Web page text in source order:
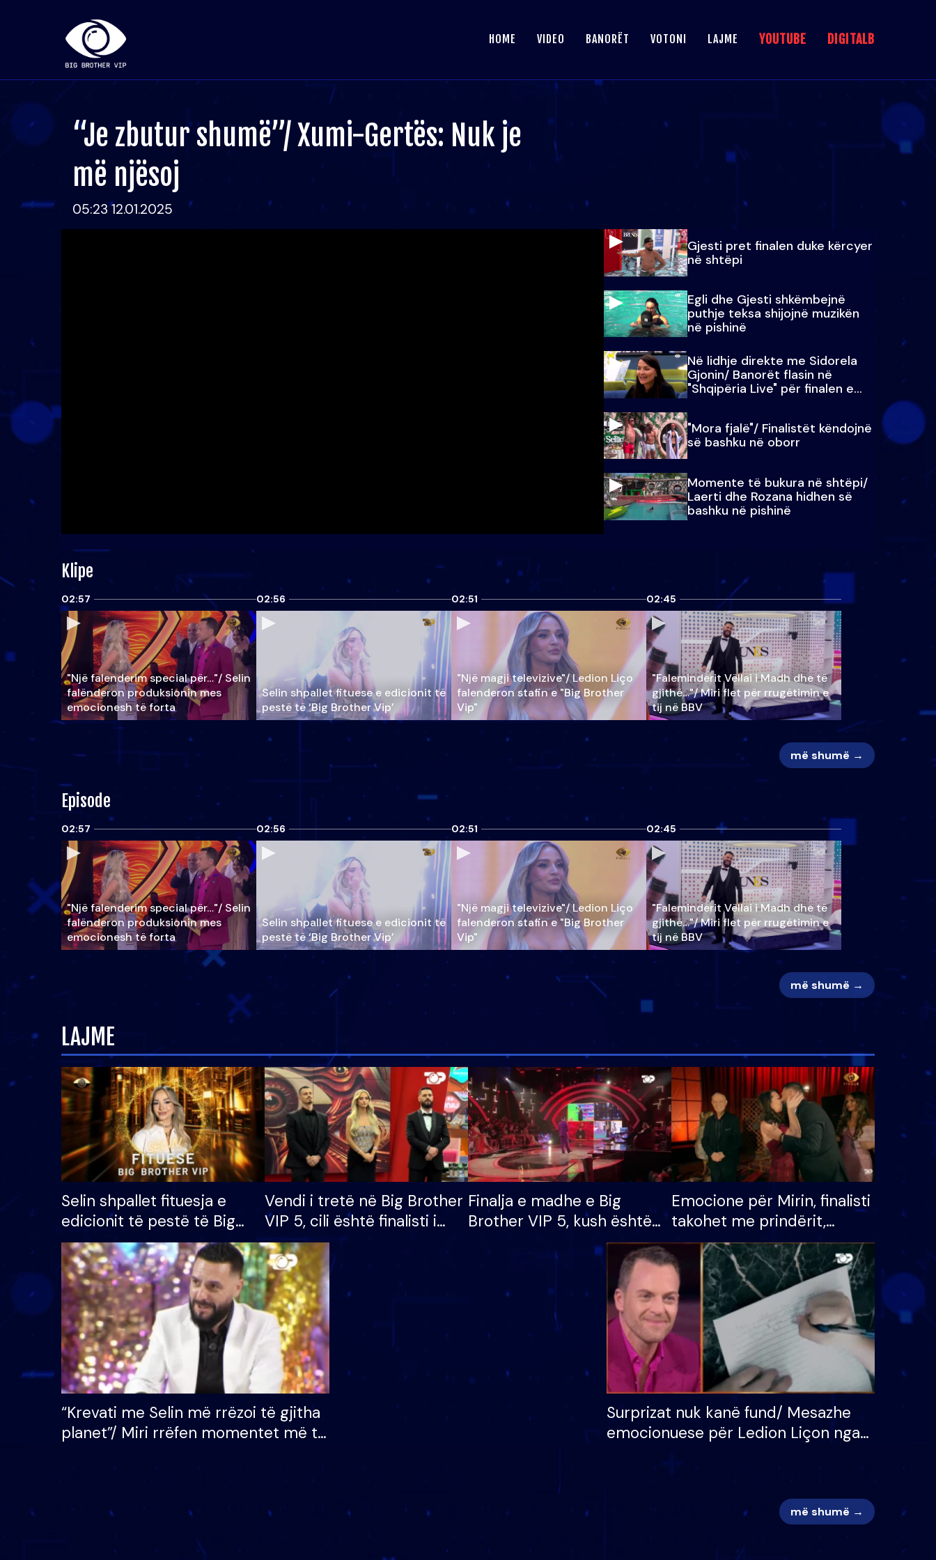
HOME VIDEO BANORËT VOTONI LAJME YOUTUBE DIGITALB
“Je zbutur shumë”/ Xumi-Gertës: Nuk je
më njësoj
05:23 12.01.2025
Gjesti pret finalen duke kërcyer
në shtëpi
Egli dhe Gjesti shkëmbejnë
puthje teksa shijojnë muzikën
në pishinë
Në lidhje direkte me Sidorela
Gjonin/ Banorët flasin në
"Shqipëria Live" për finalen e
madhe
"Mora fjalë"/ Finalistët këndojnë
së bashku në oborr
Momente të bukura në shtëpi/
Laerti dhe Rozana hidhen së
bashku në pishinë
Klipe
02:57
"Një falenderim special për…"/ Selin
falënderon produksionin mes
emocionesh të forta
02:56
Selin shpallet fituese e edicionit të
pestë të ‘Big Brother Vip’
02:51
"Një magji televizive"/ Ledion Liço
falenderon stafin e "Big Brother
Vip"
02:45
"Faleminderit Vëllai i Madh dhe të
gjithë…"/ Miri flet për rrugëtimin e
tij në BBV
më shumë →
Episode
02:57
"Një falenderim special për…"/ Selin
falënderon produksionin mes
emocionesh të forta
02:56
Selin shpallet fituese e edicionit të
pestë të ‘Big Brother Vip’
02:51
"Një magji televizive"/ Ledion Liço
falenderon stafin e "Big Brother
Vip"
02:45
"Faleminderit Vëllai i Madh dhe të
gjithë…"/ Miri flet për rrugëtimin e
tij në BBV
më shumë →
LAJME
Selin shpallet fituesja e
edicionit të pestë të Big
Brother VIP, rrëmben
çmimin e madh prej 100
mijë eurosh
Vendi i tretë në Big Brother
VIP 5, cili është finalisti i
radhës që lë shtëpinë
Finalja e madhe e Big
Brother VIP 5, kush është
banori i parë që lë shtëpinë
dhe humb mundësinë për
të fituar çmimin e madh
Emocione për Mirin, finalisti
takohet me prindërit,
vajzën dhe bashkëshorten:
S’kemi ndonjë letër divorci
apo jo?
“Krevati me Selin më rrëzoi të gjitha
planet”/ Miri rrëfen momentet më të
mungojë zilja e mëngjesit kur…
Surprizat nuk kanë fund/ Mesazhe
emocionuese për Ledion Liçon nga
më shumë →